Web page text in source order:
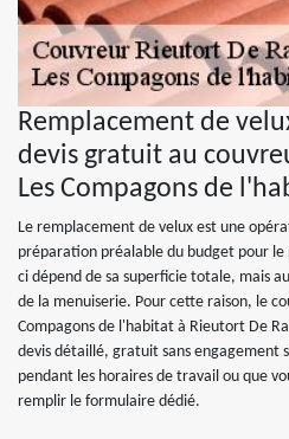
Remplacement de
devis gratuit au
Les Compagons de
Le remplacement de velux est une
préparation préalable du budget pour
ci dépend de sa superficie totale, mais
de la menuiserie. Pour cette raison, le
Compagons de l'habitat à Rieutort De
devis détaillé, gratuit sans engagement
pendant les horaires de travail ou que
remplir le formulaire dédié.